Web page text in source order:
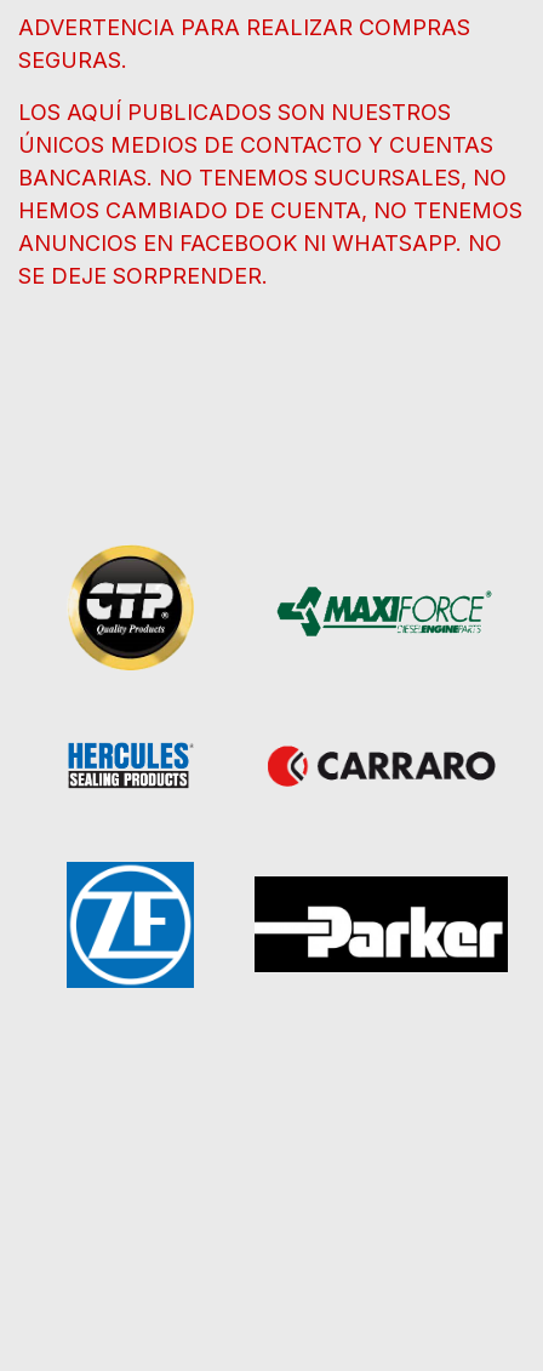
ADVERTENCIA PARA REALIZAR COMPRAS
SEGURAS.
LOS AQUÍ PUBLICADOS SON NUESTROS
ÚNICOS MEDIOS DE CONTACTO Y CUENTAS
BANCARIAS. NO TENEMOS SUCURSALES, NO
HEMOS CAMBIADO DE CUENTA, NO TENEMOS
ANUNCIOS EN FACEBOOK NI WHATSAPP. NO
SE DEJE SORPRENDER.